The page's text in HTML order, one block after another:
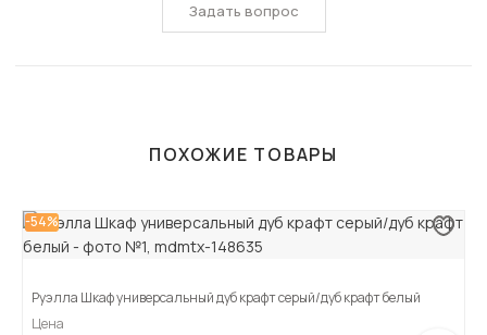
Задать вопрос
ПОХОЖИЕ ТОВАРЫ
-54%
Руэлла Шкаф универсальный дуб крафт серый/дуб крафт белый
Цена